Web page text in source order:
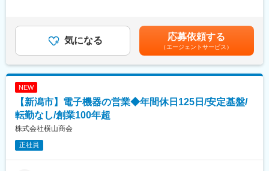
り等も可能で、多くの社員が活用しています。仕事とプライベー
トを両立しやすい環境です。また有給休暇も自身のタイミングで
取りやすく、働きやすい環境整備を進めています。
・完全週休2日制／土日祝休み／夜勤・緊急対応基本なし
■キャリアパス：
将来的には支店長や部長など管理職も目指せるポジションのため
長期的な就業が可能です。
当社にて、乗用車を中心とした自動車整備業務をお任せします。
＜具体的には＞
・乗用車・トラック等の定期点検・整備（法定点検・車検対応が
・納車・引取時の回送業務 など
※1日に2～3台の対応とゆとりがある為、丁寧に確実に対応するこ
とができます。
慮の上、社内規定に従い決定します。賃金はあくまでも目安の金
額であり、選考を通じて上下する可能性があります。月給(月額)は
固定手当を含めた表記です。
気になる 応募依頼する
（エージェントサービス）
NEW
【新潟市】電子機器の営業◆年間休日125日/安定基盤/
転勤なし/創業100年超
株式会社横山商会
正社員